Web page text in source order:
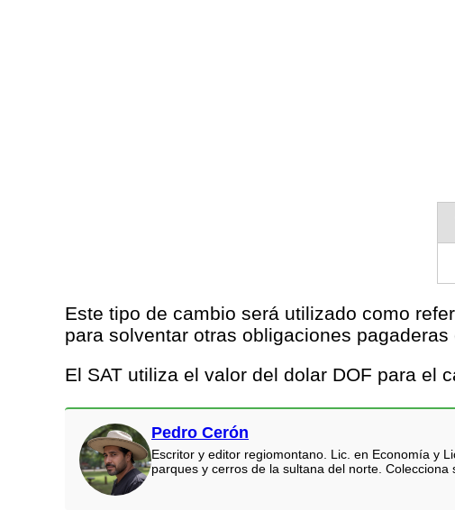
Este tipo de cambio será utilizado como
para solventar otras obligaciones pagaderas
El SAT utiliza el valor del dolar DOF para el
Pedro Cerón
Escritor y editor regiomontano. Lic. en Economía y
parques y cerros de la sultana del norte.